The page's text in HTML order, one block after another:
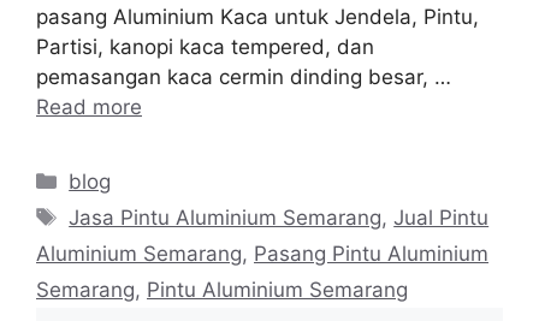
pasang Aluminium Kaca untuk Jendela, Pintu,
Partisi, kanopi kaca tempered, dan
pemasangan kaca cermin dinding besar, …
Read more
Categories
blog
Tags
Jasa Pintu Aluminium Semarang,Jual Pintu
Aluminium Semarang, Pasang Pintu Aluminium
Semarang, Pintu Aluminium Semarang